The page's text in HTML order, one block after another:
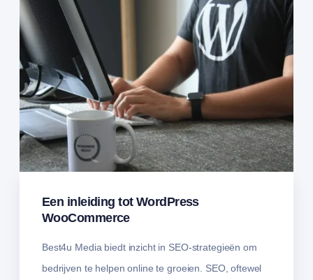
Een inleiding tot WordPress
WooCommerce
Best4u Media biedt inzicht in SEO-strategieën om
bedrijven te helpen online te groeien. SEO, oftewel